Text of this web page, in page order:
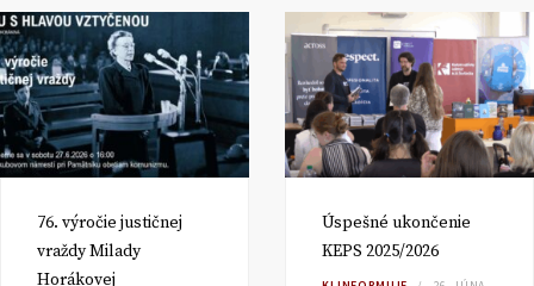
76. výročie justičnej
vraždy Milady
Horákovej
Úspešné ukončenie
KEPS 2025/2026